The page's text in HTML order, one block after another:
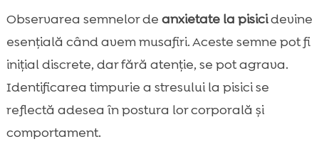
Observarea semnelor de anxietate la pisicidevine
esențială când avem musafiri. Aceste semne pot fi
inițial discrete, dar fără atenție, se pot agrava.
Identificarea timpurie a stresului la pisici se
reflectă adesea în postura lor corporală și
comportament.